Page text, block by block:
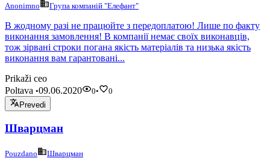
Anonimno Група компаній "Елефант"
В жодному разі не працюйте з передоплатою! Лише по факту
виконання замовлення! В компанії немає своїх виконавців,
тож зірвані строки погана якість матеріалів та низька якість
виконання вам гарантовані...
Prikaži ceo
Poltava •09.06.2020 0•
0
Prevedi
Шварцман
Pouzdano Шварцман